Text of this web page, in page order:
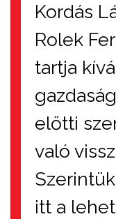
Kordás
Rolek
tartja
előtti
való
itt a